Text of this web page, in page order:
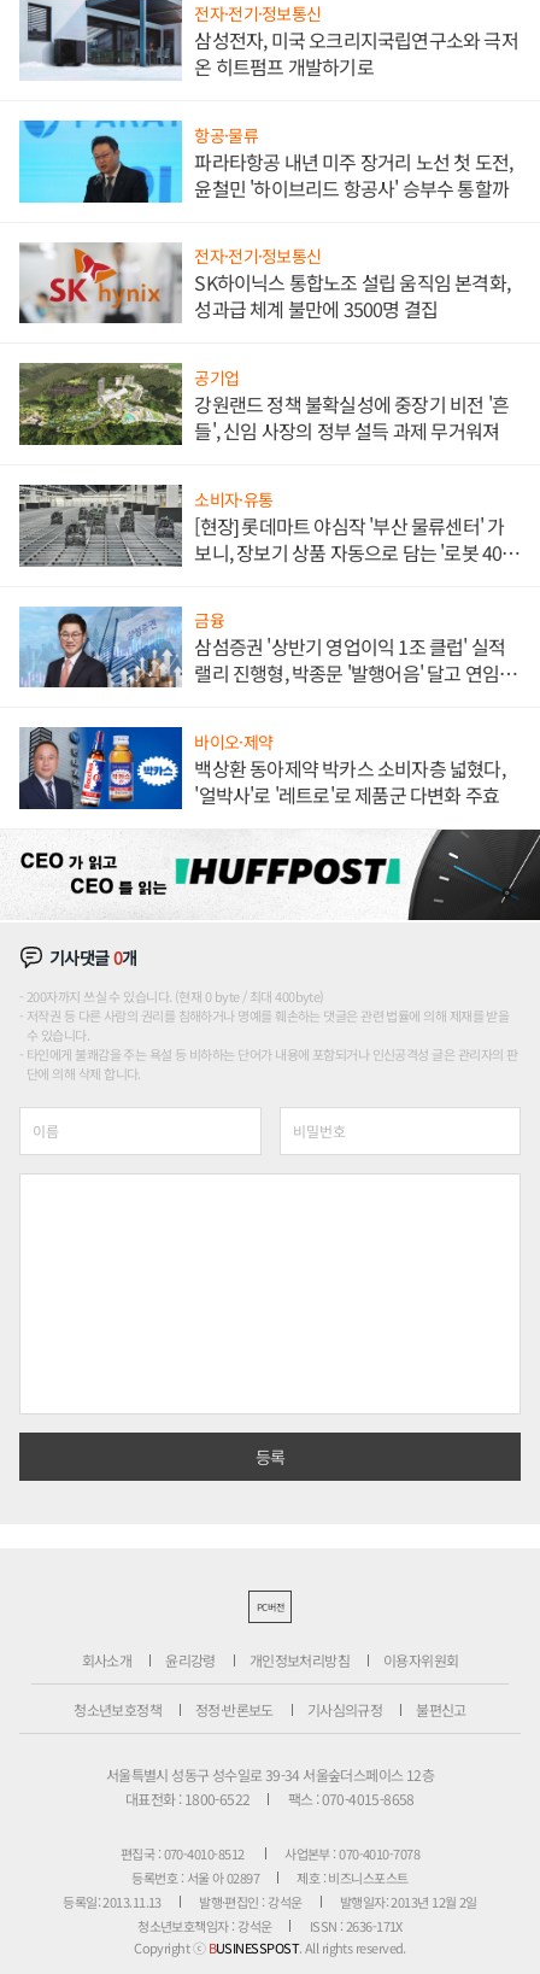
전자·전기·정보통신
삼성전자, 미국 오크리지국립연구소와 극저
온 히트펌프 개발하기로
항공·물류
파라타항공 내년 미주 장거리 노선 첫 도전,
윤철민 '하이브리드 항공사' 승부수 통할까
전자·전기·정보통신
SK하이닉스 통합노조 설립 움직임 본격화,
성과급 체계 불만에 3500명 결집
공기업
강원랜드 정책 불확실성에 중장기 비전 '흔
들', 신임 사장의 정부 설득 과제 무거워져
소비자·유통
[현장] 롯데마트 야심작 '부산 물류센터' 가
보니, 장보기 상품 자동으로 담는 '로봇 400
금융
삼섬증권 '상반기 영업이익 1조 클럽' 실적
랠리 진행형, 박종문 '발행어음' 달고 연임 향
바이오·제약
백상환 동아제약 박카스 소비자층 넓혔다,
'얼박사'로 '레트로'로 제품군 다변화 주효
기사댓글0개
200자까지 쓰실 수 있습니다. (현재 0 byte / 최대 400byte)
저작권 등 다른 사람의 권리를 침해하거나 명예를 훼손하는 댓글은 관련 법률에 의해 제재를 받을
수 있습니다.
타인에게 불쾌감을 주는 욕설 등 비하하는 단어가 내용에 포함되거나 인신공격성 글은 관리자의 판
단에 의해 삭제 합니다.
PC버전
회사소개 윤리강령 개인정보처리방침 이용자위원회
청소년보호정책 정정·반론보도 기사심의규정 불편신고
서울특별시 성동구 성수일로 39-34 서울숲더스페이스 12층
대표전화 : 1800-6522
팩스 : 070-4015-8658
편집국 : 070-4010-8512
사업본부 : 070-4010-7078
등록번호 : 서울 아 02897
제호 : 비즈니스포스트
등록일: 2013.11.13
발행·편집인 : 강석운
발행일자: 2013년 12월 2일
청소년보호책임자 : 강석운
ISSN : 2636-171X
Copyright ⓒBUSINESSPOST. All rights reserved.